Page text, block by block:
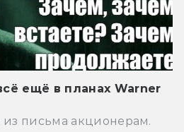
ещё в планах Warner
из письма акционерам.